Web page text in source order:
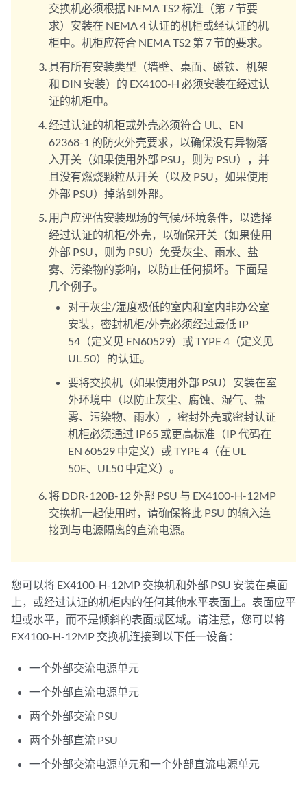
交换机必须根据 NEMA TS2 标准（第 7 节要
求）安装在 NEMA 4 认证的机柜或经认证的机
柜中。机柜应符合 NEMA TS2 第 7 节的要求。
具有所有安装类型（墙壁、桌面、磁铁、机架
和 DIN 安装）的 EX4100-H 必须安装在经过认
证的机柜中。
经过认证的机柜或外壳必须符合 UL、EN
62368-1 的防火外壳要求，以确保没有异物落
入开关（如果使用外部 PSU，则为 PSU），并
且没有燃烧颗粒从开关（以及 PSU，如果使用
外部 PSU）掉落到外部。
用户应评估安装现场的气候/环境条件，以选择
经过认证的机柜/外壳，以确保开关（如果使用
外部 PSU，则为 PSU）免受灰尘、雨水、盐
雾、污染物的影响，以防止任何损坏。下面是
几个例子。
对于灰尘/湿度极低的室内和室内非办公室
安装，密封机柜/外壳必须经过最低 IP
54（定义见 EN60529）或 TYPE 4（定义见
UL 50）的认证。
要将交换机（如果使用外部 PSU）安装在室
外环境中（以防止灰尘、腐蚀、湿气、盐
雾、污染物、雨水），密封外壳或密封认证
机柜必须通过 IP65 或更高标准（IP 代码在
EN 60529 中定义）或 TYPE 4（在 UL
50E、UL50 中定义）。
将 DDR-120B-12 外部 PSU 与 EX4100-H-12MP
交换机一起使用时，请确保将此 PSU 的输入连
接到与电源隔离的直流电源。
您可以将 EX4100-H-12MP 交换机和外部 PSU 安装在桌面
上，或经过认证的机柜内的任何其他水平表面上。表面应平
坦或水平，而不是倾斜的表面或区域。请注意，您可以将
EX4100-H-12MP 交换机连接到以下任一设备：
一个外部交流电源单元
一个外部直流电源单元
两个外部交流 PSU
两个外部直流 PSU
一个外部交流电源单元和一个外部直流电源单元